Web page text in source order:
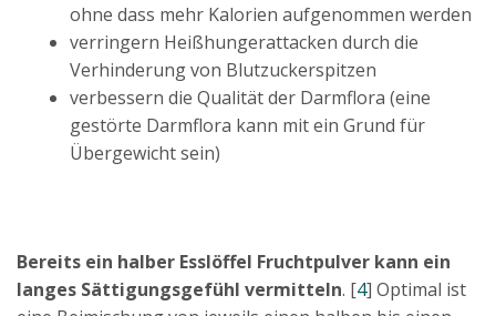
ohne dass mehr Kalorien aufgenommen werden
verringern Heißhungerattacken durch die
Verhinderung von Blutzuckerspitzen
verbessern die Qualität der Darmflora (eine
gestörte Darmflora kann mit ein Grund für
Übergewicht sein)
Bereits ein halber Esslöffel Fruchtpulver kann ein
langes Sättigungsgefühl vermitteln. [4] Optimal ist